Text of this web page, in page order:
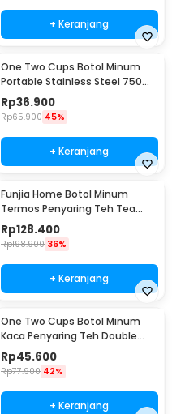
+ Keranjang
One Two Cups Botol Minum
Portable Stainless Steel 750ml
- YM006
Rp36.900
Rp65.900 45%
+ Keranjang
Funjia Home Botol Minum
Termos Penyaring Teh Tea
Infuser 520ml
Rp128.400
Rp198.900 36%
+ Keranjang
One Two Cups Botol Minum
Kaca Penyaring Teh Double
Wall 230ml - X9001
Rp45.600
Rp77.900 42%
+ Keranjang